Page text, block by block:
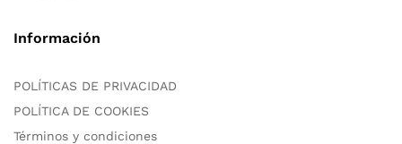
Información
POLÍTICAS DE PRIVACIDAD
POLÍTICA DE COOKIES
Términos y condiciones